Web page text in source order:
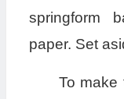
springform
paper. Set
To make